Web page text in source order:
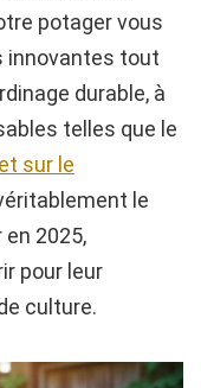
potager vous
innovantes tout
durable, à
telles que le
sur le
le
2025,
pour leur
culture.